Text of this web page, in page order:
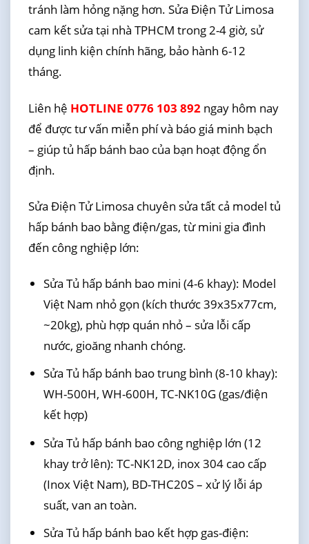
tránh làm hỏng nặng hơn. Sửa Điện Tử Limosa
cam kết sửa tại nhà TPHCM trong 2-4 giờ, sử
dụng linh kiện chính hãng, bảo hành 6-12
tháng.
Liên hệ HOTLINE 0776 103 892ngay hôm nay
để được tư vấn miễn phí và báo giá minh bạch
– giúp tủ hấp bánh bao của bạn hoạt động ổn
định.
Sửa Điện Tử Limosa chuyên sửa tất cả model tủ
hấp bánh bao bằng điện/gas, từ mini gia đình
đến công nghiệp lớn:
Sửa Tủ hấp bánh bao mini (4-6 khay): Model
Việt Nam nhỏ gọn (kích thước 39x35x77cm,
~20kg), phù hợp quán nhỏ – sửa lỗi cấp
nước, gioăng nhanh chóng.
Sửa Tủ hấp bánh bao trung bình (8-10 khay):
WH-500H, WH-600H, TC-NK10G (gas/điện
kết hợp)
Sửa Tủ hấp bánh bao công nghiệp lớn (12
khay trở lên): TC-NK12D, inox 304 cao cấp
(Inox Việt Nam), BD-THC20S – xử lý lỗi áp
suất, van an toàn.
Sửa Tủ hấp bánh bao kết hợp gas-điện: